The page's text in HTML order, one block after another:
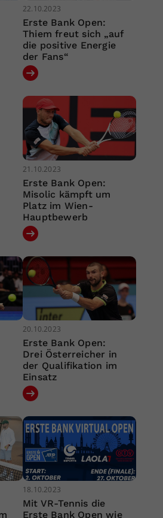
22.10.2023
Erste Bank Open:
Thiem freut sich „auf
die positive Energie
der Fans“
21.10.2023
Erste Bank Open:
Misolic kämpft um
Platz im Wien-
Hauptbewerb
20.10.2023
Erste Bank Open:
Drei Österreicher in
der Qualifikation im
Einsatz
18.10.2023
Mit VR-Tennis die
Erste Bank Open wie